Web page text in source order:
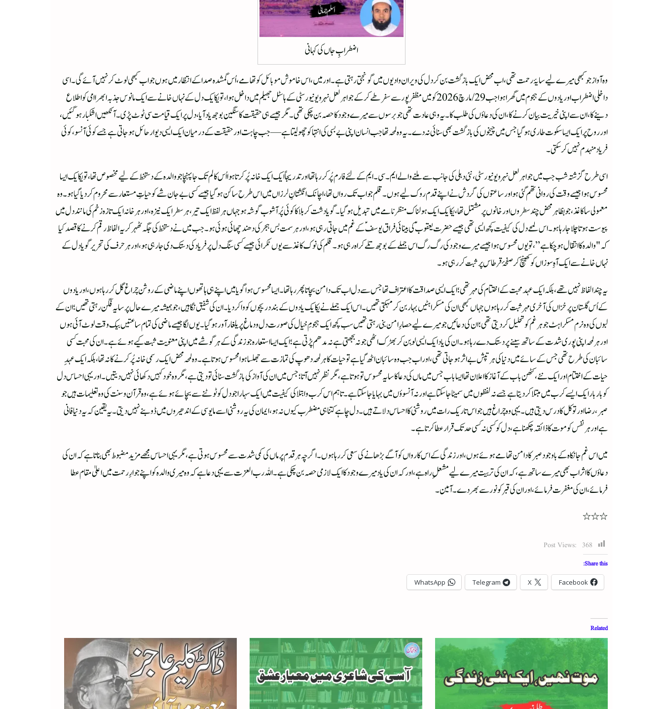
اضطرابِ جاں کی کہانی
وہ آواز جو کبھی میرے لیے سایۂ رحمت تھی، اب محض ایک بازگشت بن کر دل کی ویران وادیوں میں گونجتی رہتی ہے۔ اور میں، اس خاموش موبائل کو تھامے، اُس گمشدہ صدا کے انتظار میں ہوں جو اب کبھی لوٹ کر نہیں آئے گی۔اسی
داخلی اضطراب اور یادوں کے ہجوم میں گھرا ہوا جب29/ مارچ 2026 کو میں مظفرپور سے سفر طے کرکے جواہر لعل نہرو یونیورسٹی کے ہاسٹل جھیلم میں داخل ہوا، تو یکایک دل کے نہاں خانے سے ایک مانوس جذبہ ابھرا امی کو اطلاع
دینے کا، ان سے اپنی خیریت بیان کرنے کا، ان کی دعاؤں کی طلب کا۔ یہ وہی عادت تھی جو برسوں سے میرے وجود کا حصہ بن چکی تھی۔ مگر جیسے ہی حقیقت کا سنگین بوجھ یاد آیا، دل پر ایک قیامت سی ٹوٹ پڑی۔ آنکھیں اشکبار ہو گئیں،
اور روح پر ایک ایسا سکوت طاری ہو گیا جس میں چیخوں کی بازگشت بھی سنائی نہ دے۔ یہ وہ لمحہ تھا جب انسان اپنی بے بسی کی انتہا کو چھو لیتا ہے—جب چاہت اور حقیقت کے درمیان ایک ایسی دیوار حائل ہو جاتی ہے جسے کوئی آنسو، کوئی
فریاد منہدم نہیں کر سکتی۔
اسی طرح گزشتہ شب جب میں جواہر لعل نہرو یونیورسٹی، نئی دہلی کی جانب سے ملنے والے ایم۔سی۔ایم کے لئےفارم پُر کررہا تھا اور تدریجاً ایک ایک خانہ پُر کرتا ہوا اُس کالم تک جا پہنچا جو والدہ کے دستخط کے لیے مخصوص تھا، تو یکایک ایسا
محسوس ہوا جیسے وقت کی روانی تھم گئی ہو اور ساعتوں کی گردش نے اپنے قدم روک لیے ہوں۔ قلم جو اب تک رواں تھا، اچانک انگشتانِ لرزاں میں اس طرح ساکن ہو گیا جیسے کسی بے جان شے کو حیاتِ مستعار سے محروم کر دیا گیا ہو۔وہ
معمولی سا کاغذ، جو بظاہر محض چند سطروں اور خانوں پر مشتمل تھا، یکایک ایک ہولناک منظرنامے میں تبدیل ہو گیا۔گویا دشت کربلا کا کوئی پُرآشوب گوشہ ہو جہاں ہر لفظ ایک تیر، ہر سطر ایک نیزہ، اور ہر خانہ ایک تازہ زخم کی مانند دل میں
پیوست ہوتا چلا جا رہا ہو۔ اس لمحے دل کی کیفیت کچھ ایسی تھی جیسے حضرت یعقوبؑ کی بینائی فراق یوسفؑ کے غم میں جاتی رہی ہو، اور ہر سمت بس ہجر کی دھند چھائی ہوئی ہو۔جب میں نے دستخط کی جگہ ٹھہر کر یہ الفاظ رقم کرنے کا قصد کیا
کہ "والدہ کا انتقال ہو چکا ہے”، تو یوں محسوس ہوا جیسے میرے وجود کی رگ رگ اس جملے کے بوجھ تلے کراہ رہی ہو۔ قلم کی نوک کاغذ سے یوں ٹکرائی جیسے کسی سنگ دل پر فریاد کی دستک دی جا رہی ہو، اور ہر حرف کی تحریر گویا دل کے
نہاں خانے سے ایک آہِ سوزاں کو کھینچ کر صفحۂ قرطاس پر ثبت کر رہی ہو۔
یہ چند الفاظ نہیں تھے، بلکہ ایک عہد محبت کے اختتام کی مہر تھی؛ ایک ایسی صداقت کا اعتراف تھا جس سے دل اب تک دامن بچاتا پھر رہا تھا۔ ایسا محسوس ہوا گویا میں اپنے ہی ہاتھوں اپنے ماضی کے روشن چراغ گل کر رہا ہوں، اور یادوں
کے اُس گلستان پر خزاں کی آخری مہر ثبت کر رہا ہوں جہاں کبھی ان کی مسکراہٹیں بہار بن کر مہکتی تھیں۔اس ایک جملے نے یکایک یادوں کے بند دریچوں کو وا کر دیا۔ ان کی شفیق نگاہیں، جو ہمیشہ میرے حال پر سایہ فگن رہتی تھیں؛ ان کے
لبوں کی وہ نرم مسکراہٹ جو ہر غم کو تحلیل کر دیتی تھی؛ ان کی دعائیں جو میرے لیے حصارِ امن بنی رہتی تھیں سب کچھ ایک ہجومِ خیال کی صورت دل و دماغ پر یلغار آور ہو گیا۔ یوں لگا جیسے ماضی کی تمام ساعتیں بیک وقت لوٹ آئی ہوں
اور ہر لمحہ اپنی پوری شدت کے ساتھ سینے پر دستک دے رہا ہو۔ان کی یاد ایک ایسی لَو بن کر بھڑک اٹھی جو نہ بجھتی ہے نہ مدھم پڑتی ہے؛ ایک ایسا استعارہ جو زندگی کے ہر گوشے میں اپنی معنویت ثبت کیے ہوئے ہے۔ ان کی محبت کسی
سائبان کی طرح تھی جس کے سائے میں دنیا کی ہر تپش بے اثر ہو جاتی تھی، اور اب جب وہ سائبان اٹھ گیا ہے تو حیات کا ہر لمحہ دھوپ کی تمازت سے جھلسا ہوا محسوس ہوتا ہے۔وہ لمحہ محض ایک رسمی خانہ پُر کرنے کا نہ تھا، بلکہ ایک عہدِ
حیات کے اختتام اور ایک نئے، کٹھن باب کے آغاز کا اعلان تھا ایسا باب جس میں ماں کی دعا کا سایہ محسوس تو ہوتا ہے، مگر نظر نہیں آتا؛ جس میں ان کی آواز کی بازگشت سنائی تو دیتی ہے، مگر وہ خود کہیں دکھائی نہیں دیتیں۔ اور یہی احساس دل
کو بار بار ایک ایسے کرب میں مبتلا کر دیتا ہے جسے نہ لفظوں میں سمیٹا جا سکتا ہے اور نہ آنسوؤں میں بہایا جا سکتا ہے۔تاہم اس کرب و ابتلا کی کیفیت میں ایک سہارا جو دل کو ٹوٹنے سے بچائے ہوئے ہے، وہ قرآن و سنت کی وہ تعلیمات ہیں جو
صبر، رضا اور توکل کا درس دیتی ہیں۔ یہی وہ چراغ ہیں جو اس تاریک رات میں روشنی کا احساس دلاتے ہیں۔ دل چاہے کتنا ہی مضطرب کیوں نہ ہو، ایمان کی یہ روشنی اسے مایوسی کے اندھیروں میں ڈوبنے نہیں دیتی۔ یہ یقین کہ یہ دنیا فانی
ہے اور ہر نفس کو موت کا ذائقہ چکھنا ہے، دل کو کسی نہ کسی حد تک قرار عطا کرتا ہے۔
میں اس غم جانکاہ کے باوجود صبر کا دامن تھامے ہوئے ہوں، اور زندگی کے اس کارواں کو آگے بڑھانے کی سعی کر رہا ہوں۔ اگرچہ ہر قدم پر ماں کی کمی شدت سے محسوس ہوتی ہے، مگر یہی احساس مجھے مزید مضبوط بھی بناتا ہےکہ ان کی
دعاؤں کا اثر اب بھی میرے ساتھ ہے، کہ ان کی تربیت میرے لیے مشعلِ راہ ہے، اور کہ ان کی یاد میرے وجود کا ایک لازمی حصہ بن چکی ہے۔اللہ رب العزت سے یہی دعا ہے کہ وہ میری والدہ کو اپنے جوارِ رحمت میں اعلیٰ مقام عطا
فرمائے، ان کی مغفرت فرمائے، اور ان کی قبر کو نور سے بھر دے۔ آمین۔
٭٭٭
Post Views: 368
Share this:
Facebook
X
Telegram
WhatsApp
Related